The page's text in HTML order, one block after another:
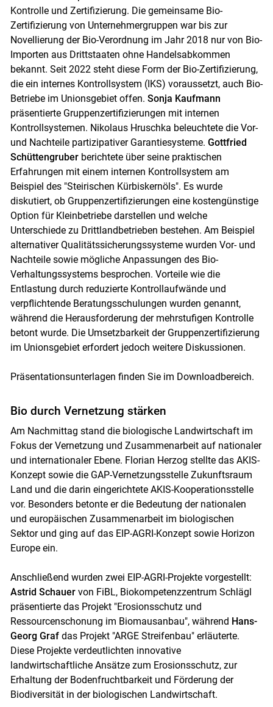
Kontrolle und Zertifizierung. Die gemeinsame Bio-
Zertifizierung von Unternehmergruppen war bis zur
Novellierung der Bio-Verordnung im Jahr 2018 nur von Bio-
Importen aus Drittstaaten ohne Handelsabkommen
bekannt. Seit 2022 steht diese Form der Bio-Zertifizierung,
die ein internes Kontrollsystem (IKS) voraussetzt, auch Bio-
Betriebe im Unionsgebiet offen. Sonja Kaufmann
präsentierte Gruppenzertifizierungen mit internen
Kontrollsystemen. Nikolaus Hruschka beleuchtete die Vor-
und Nachteile partizipativer Garantiesysteme. Gottfried
Schüttengruberberichtete über seine praktischen
Erfahrungen mit einem internen Kontrollsystem am
Beispiel des "Steirischen Kürbiskernöls". Es wurde
diskutiert, ob Gruppenzertifizierungen eine kostengünstige
Option für Kleinbetriebe darstellen und welche
Unterschiede zu Drittlandbetrieben bestehen. Am Beispiel
alternativer Qualitätssicherungssysteme wurden Vor- und
Nachteile sowie mögliche Anpassungen des Bio-
Verhaltungssystems besprochen. Vorteile wie die
Entlastung durch reduzierte Kontrollaufwände und
verpflichtende Beratungsschulungen wurden genannt,
während die Herausforderung der mehrstufigen Kontrolle
betont wurde. Die Umsetzbarkeit der Gruppenzertifizierung
im Unionsgebiet erfordert jedoch weitere Diskussionen.
Präsentationsunterlagen finden Sie im Downloadbereich.
Bio durch Vernetzung stärken
Am Nachmittag stand die biologische Landwirtschaft im
Fokus der Vernetzung und Zusammenarbeit auf nationaler
und internationaler Ebene. Florian Herzog stellte das AKIS-
Konzept sowie die GAP-Vernetzungsstelle Zukunftsraum
Land und die darin eingerichtete AKIS-Kooperationsstelle
vor. Besonders betonte er die Bedeutung der nationalen
und europäischen Zusammenarbeit im biologischen
Sektor und ging auf das EIP-AGRI-Konzept sowie Horizon
Europe ein.
Anschließend wurden zwei EIP-AGRI-Projekte vorgestellt:
Astrid Schauervon FiBL, Biokompetenzzentrum Schlägl
präsentierte das Projekt "Erosionsschutz und
Ressourcenschonung im Biomausanbau", während Hans-
Georg Grafdas Projekt "ARGE Streifenbau" erläuterte.
Diese Projekte verdeutlichten innovative
landwirtschaftliche Ansätze zum Erosionsschutz, zur
Erhaltung der Bodenfruchtbarkeit und Förderung der
Biodiversität in der biologischen Landwirtschaft.